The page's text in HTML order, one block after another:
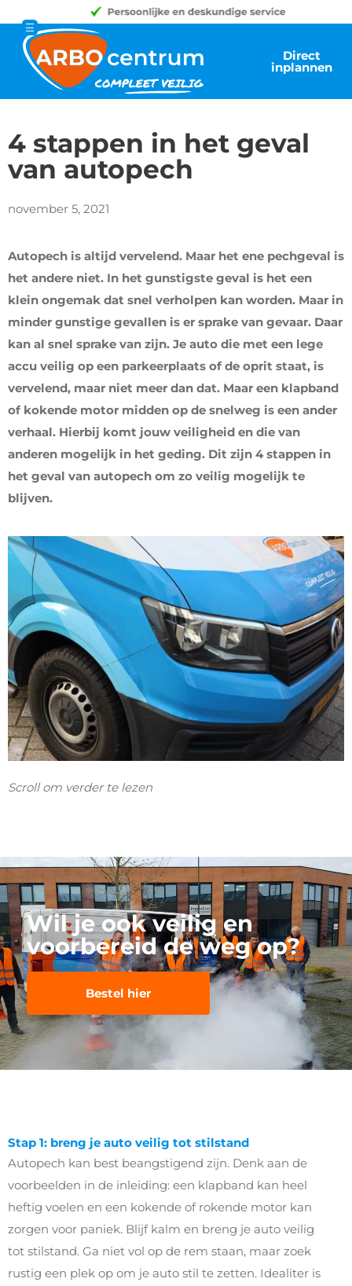
Direct
inplannen
4 stappen in het geval
van autopech
november 5, 2021
Autopech is altijd vervelend. Maar het ene pechgeval is
het andere niet. In het gunstigste geval is het een
klein ongemak dat snel verholpen kan worden. Maar in
minder gunstige gevallen is er sprake van gevaar. Daar
kan al snel sprake van zijn. Je auto die met een lege
accu veilig op een parkeerplaats of de oprit staat, is
vervelend, maar niet meer dan dat. Maar een klapband
of kokende motor midden op de snelweg is een ander
verhaal. Hierbij komt jouw veiligheid en die van
anderen mogelijk in het geding. Dit zijn 4 stappen in
het geval van autopech om zo veilig mogelijk te
blijven.
Scroll om verder te lezen
Wil je ook veilig en
voorbereid de weg op?
Bestel hier
Stap 1: breng je auto veilig tot stilstand
Autopech kan best beangstigend zijn. Denk aan de
voorbeelden in de inleiding: een klapband kan heel
heftig voelen en een kokende of rokende motor kan
zorgen voor paniek. Blijf kalm en breng je auto veilig
tot stilstand. Ga niet vol op de rem staan, maar zoek
rustig een plek op om je auto stil te zetten. Idealiter is